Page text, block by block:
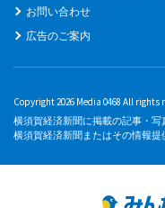
お問い合わせ
広告のご案内
Copyright 2026 Media 0468 All rights
横須賀経済新聞に掲載の記事・
横須賀経済新聞またはその情報提